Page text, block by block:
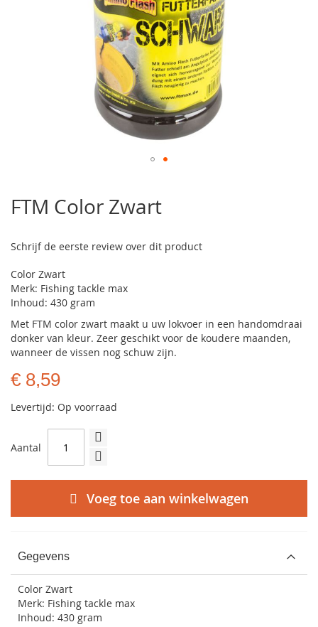
het
begin
de
gallerij
FTM Color Zwart
Schrijf de eerste review over dit product
Color Zwart
Merk: Fishing tackle max
Inhoud: 430 gram
Met FTM color zwart maakt u uw lokvoer in een handomdraai
donker van kleur. Zeer geschikt voor de koudere maanden,
wanneer de vissen nog schuw zijn.
€ 8,59
Levertijd: Op voorraad
Aantal
Voeg toe aan winkelwagen
Gegevens
Color Zwart
Merk: Fishing tackle max
Inhoud: 430 gram